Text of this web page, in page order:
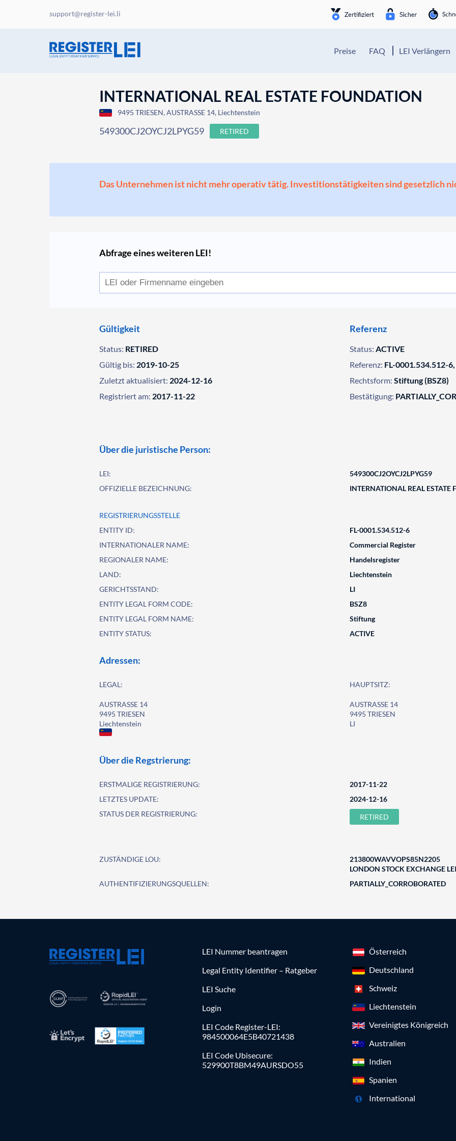
support@register-lei.li
Preise FAQ LEI Verlängern
INTERNATIONAL REAL ESTATE FOUNDATION
9495 TRIESEN, AUSTRASSE 14, Liechtenstein
549300CJ2OYCJ2LPYG59 RETIRED
Das Unternehmen ist nicht mehr operativ tätig. Investitionstätigkeiten sind gesetzlich
Abfrage eines weiteren LEI!
Gültigkeit
Status: RETIRED
Gültig bis: 2019-10-25
Zuletzt aktualisiert: 2024-12-16
Registriert am: 2017-11-22
Referenz
Status: ACTIVE
Referenz: FL-0001.534.512-
Rechtsform: Stiftung (BSZ8)
Bestätigung:
Über die juristische Person:
LEI:
549300CJ2OYCJ2LPYG59
OFFIZIELLE BEZEICHNUNG:
INTERNATIONAL REAL ESTATE
REGISTRIERUNGSSTELLE
ENTITY ID:
FL-0001.534.512-6
INTERNATIONALER NAME:
Commercial Register
REGIONALER NAME:
Handelsregister
LAND:
Liechtenstein
GERICHTSSTAND:
LI
ENTITY LEGAL FORM CODE:
BSZ8
ENTITY LEGAL FORM NAME:
Stiftung
ENTITY STATUS:
ACTIVE
Adressen:
LEGAL:
AUSTRASSE 14
9495 TRIESEN
Liechtenstein
HAUPTSITZ:
AUSTRASSE 14
9495 TRIESEN
LI
Über die Regstrierung:
ERSTMALIGE REGISTRIERUNG:
2017-11-22
LETZTES UPDATE:
2024-12-16
STATUS DER REGISTRIERUNG:
RETIRED
ZUSTÄNDIGE LOU:
213800WAVVOPS85N2205
LONDON STOCK EXCHANGE
AUTHENTIFIZIERUNGSQUELLEN:
PARTIALLY_CORROBORATED
LEI Nummer beantragen
Legal Entity Identifier – Ratgeber
LEI Suche
Login
LEI Code Register-LEI:
984500064E5B40721438
LEI Code Ubisecure:
529900T8BM49AURSDO55
Österreich
Deutschland
Schweiz
Liechtenstein
Vereinigtes Königreich
Australien
Indien
Spanien
International